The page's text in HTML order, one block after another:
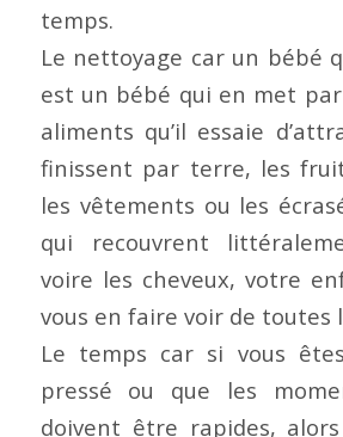
temps.
Le nettoyage car un bébé
est un bébé qui en met
aliments qu’il essaie
finissent par terre, les
les vêtements ou les
qui recouvrent
voire les cheveux, votre
vous en faire voir de toutes
Le temps car si vous
pressé ou que les
doivent être rapides, alors